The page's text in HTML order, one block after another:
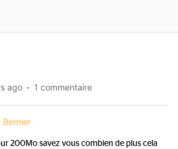
ago 1 commentaire
Bernier
200Mo savez vous combien de plus cela